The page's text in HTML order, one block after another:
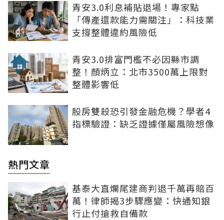
青安3.0利息補貼退場！專家點
「傳產還款能力需關注」：科技業
支撐整體違約風險低
青安3.0排富門檻不必因縣市調
整！顏炳立：北市3500萬上限對
整體影響低
股房雙殺恐引發金融危機？學者4
指標驗證：缺乏證據僅屬風險想像
熱門文章
基泰大直爛尾建商判退千萬再賠百
萬！律師揭3步驟應變：快通知銀
行止付搶救自備款